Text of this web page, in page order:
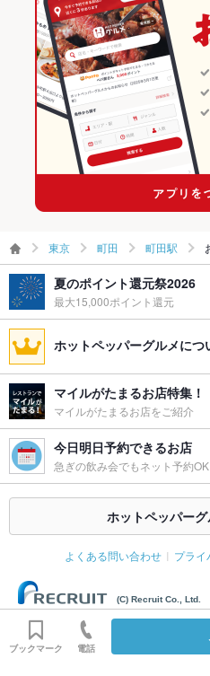
お子様連れ お子様連れ歓迎
ウェディン
グパーティ
ー二次会
－
可
町田の焼き鳥・鶏料理ランキング
町田駅のグルメランキング
町田駅の和食ランキング
町田駅の焼き鳥・鶏料理ランキング
東京 町田 町田駅
夏のポイント還元祭2026
最大15,000ポイント還元
ホットペッパーグルメにつ
マイルがたまるお店特集！
マイルがたまるお店をご紹介
今日明日予約できるお店
急ぎの飲み会でもネット予約OK
ホットペッパー
よくある問い合わせ プライ
(C) Recruit Co., Ltd.
ブックマーク 電話